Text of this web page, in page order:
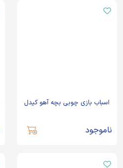
اسباب بازی چوبی بچه آهو کیدل
ناموجود